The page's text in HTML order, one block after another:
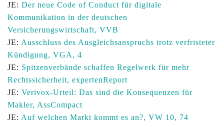
JE: Der neue Code of Conduct für digitale
Kommunikation in der deutschen
Versicherungswirtschaft, VVB
JE: Ausschluss des Ausgleichsanspruchs trotz verfristeter
Kündigung, VGA, 4
JE: Spitzenverbände schaffen Regelwerk für mehr
Rechtssicherheit, expertenReport
JE: Verivox-Urteil: Das sind die Konsequenzen für
Makler, AssCompact
JE: Auf welchen Markt kommt es an?, VW 10, 74